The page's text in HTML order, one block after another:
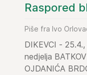
Raspored
Piše fra Ivo
DIKEVCI -
nedjelja
OJDANIĆA